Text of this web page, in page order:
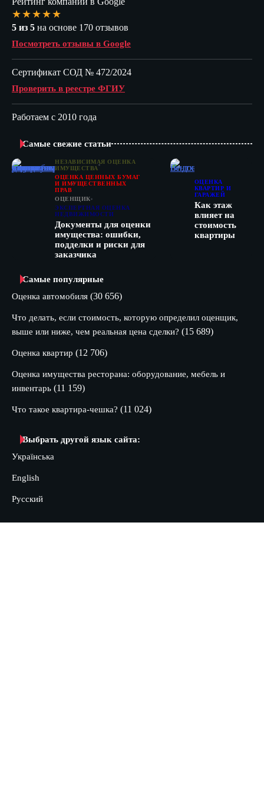
★★★★★
5 из 5 на основе 170 отзывов
Посмотреть отзывы в Google
Сертификат СОД № 472/2024
Проверить в реестре ФГИУ
Работаем с 2010 года
Самые свежие статьи
НЕЗАВИСИМАЯ ОЦЕНКА
ИМУЩЕСТВА
ОЦЕНКА ЦЕННЫХ БУМАГ
И ИМУЩЕСТВЕННЫХ
ПРАВ
ОЦЕНЩИК
ЭКСПЕРТНАЯ ОЦЕНКА
НЕДВИЖИМОСТИ
Документы для оценки
имущества: ошибки,
подделки и риски для
заказчика
ОЦЕНКА
КВАРТИР И
ГАРАЖЕЙ
Как этаж
влияет на
стоимость
квартиры
Самые популярные
Оценка автомобиля (30 656)
Что делать, если стоимость, которую определил оценщик,
выше или ниже, чем реальная цена сделки? (15 689)
Оценка квартир (12 706)
Оценка имущества ресторана: оборудование, мебель и
инвентарь (11 159)
Что такое квартира-чешка? (11 024)
Выбрать другой язык сайта:
Українська
English
Русский